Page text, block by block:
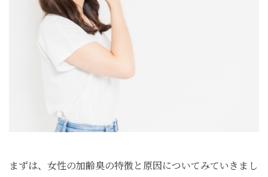
まずは、女性の加齢臭の特徴と原因についてみていきまし